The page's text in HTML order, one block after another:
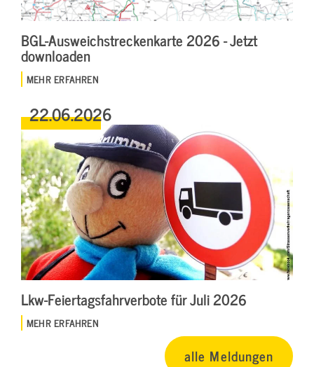
BGL-Ausweichstreckenkarte 2026 - Jetzt
downloaden
MEHR ERFAHREN
22.06.2026
Lkw-Feiertagsfahrverbote für Juli 2026
MEHR ERFAHREN
alle Meldungen